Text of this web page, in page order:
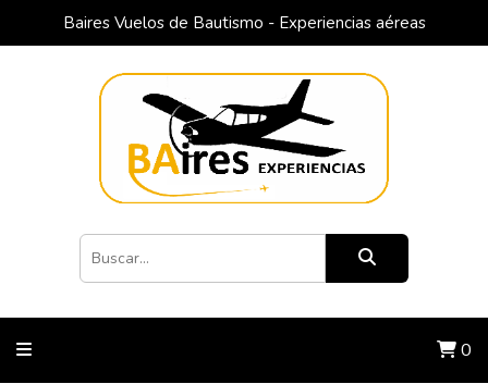
Baires Vuelos de Bautismo - Experiencias aéreas
0